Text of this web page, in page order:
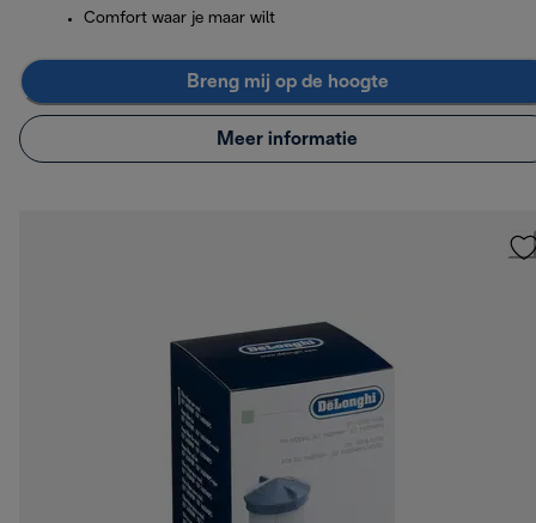
Comfort waar je maar wilt
Breng mij op de hoogte
Meer informatie